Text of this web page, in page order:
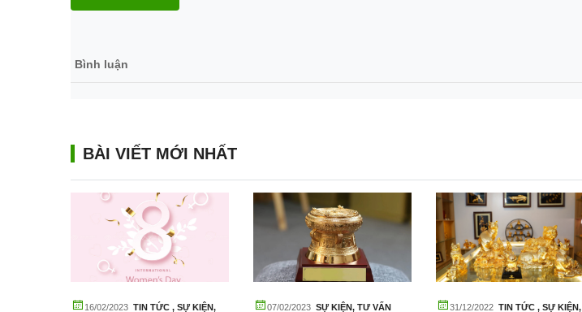
Bình luận
BÀI VIẾT MỚI NHẤT
16/02/2023 TIN TỨC , SỰ KIỆN,
07/02/2023 SỰ KIỆN, TƯ VẤN
31/12/2022 TIN TỨC , SỰ KIỆN,